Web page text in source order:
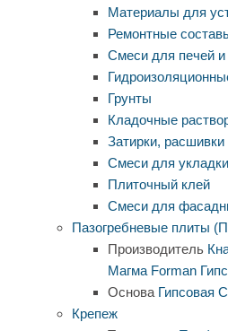
Материалы для
Ремонтные
Смеси для печей и
Грунты
Кладочные
Затирки, расшивки
Смеси для
Плиточный клей
Смеси для
Пазогребневые плиты
Производитель
Магма Forman
Основа Гипсовая
Крепеж